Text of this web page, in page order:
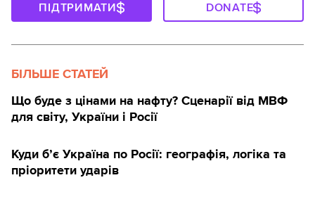
ПІДТРИМАТИ DONATE
БІЛЬШЕ СТАТЕЙ
Що буде з цінами на нафту? Сценарії від МВФ
для світу, України і Росії
Куди б’є Україна по Росії: географія, логіка та
пріоритети ударів